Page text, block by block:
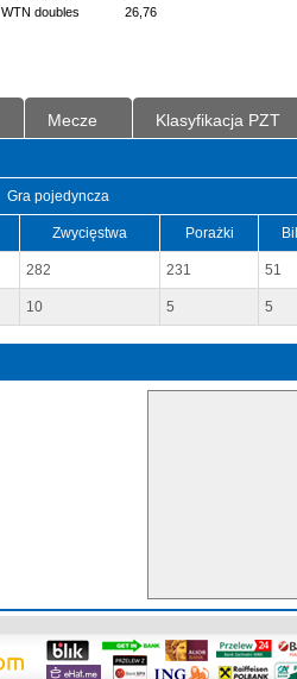
WTN doubles
26,76
Mecze Klasyfikacja PZT
Gra pojedyncza
Zwycięstwa Porażki
282 231 51
10 5 5